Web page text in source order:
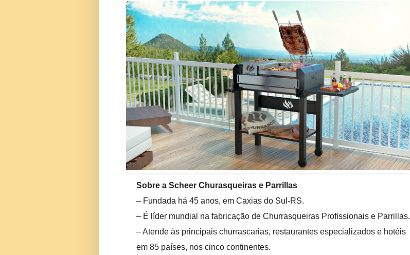
Sobre a Scheer Churasqueiras e Parrillas
– Fundada há 45 anos, em Caxias do Sul-RS.
– É líder mundial na fabricação de Churrasqueiras Profissionais e Parrillas.
– Atende às principais churrascarias, restaurantes especializados e hotéis
em 85 países, nos cinco continentes.